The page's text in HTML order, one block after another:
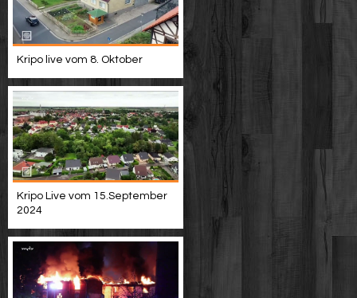
Kripo live vom 8. Oktober
Kripo Live vom 15.September
2024